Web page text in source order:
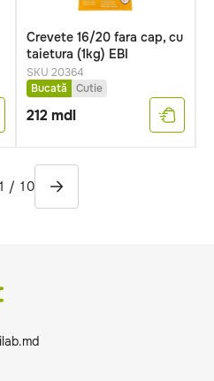
Crevete 16/20 fara cap, cu
taietura (1kg) EBI
SKU 20364
Bucată
Cutie
212 mdl
1 / 10